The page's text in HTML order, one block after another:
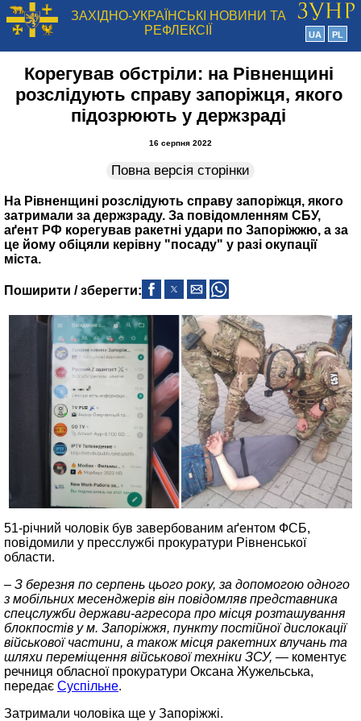
ЗАХІДНО-УКРАЇНСЬКІ НОВИНИ ТА
РЕФЛЕКСІЇ
UA PL
Корегував обстріли: на Рівненщині
розслідують справу запоріжця, якого
підозрюють у держзраді
16 серпня 2022
Повна версія сторінки
На Рівненщині розслідують справу запоріжця, якого
затримали за держзраду. За повідомленням СБУ,
аґент РФ корегував ракетні удари по Запоріжжю, а за
це йому обіцяли керівну "посаду" у разі окупації
міста.
Поширити / зберегти:
51-річний чоловік був завербованим аґентом ФСБ,
повідомили у пресслужбі прокуратури Рівненської
области.
– З березня по серпень цього року, за допомогою одного
з мобільних месенджерів він повідомляв представника
спецслужби держави-агресора про місця розташування
блокпостів у м. Запоріжжя, пункту постійної дислокації
військової частини, а також місця ракетних влучань та
шляхи переміщення військової техніки ЗСУ, — коментує
речниця обласної прокуратури Оксана Жужельська,
передає Суспільне.
Затримали чоловіка ще у Запоріжжі.